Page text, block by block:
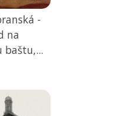
-
na
baštu,...